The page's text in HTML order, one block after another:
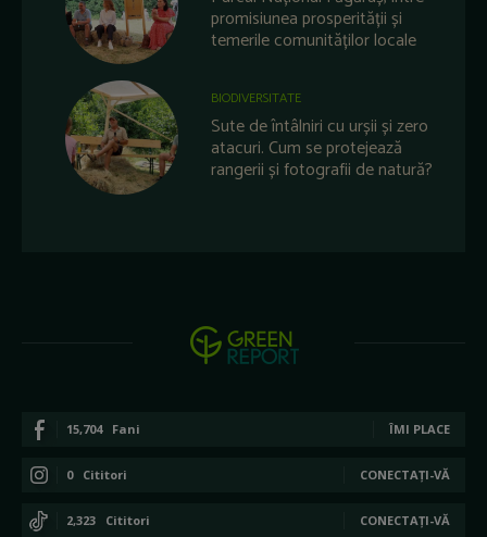
promisiunea prosperității și
temerile comunităților locale
BIODIVERSITATE
Sute de întâlniri cu urșii și zero
atacuri. Cum se protejează
rangerii și fotografii de natură?
15,704 Fani ÎMI PLACE
0 Cititori CONECTAȚI-VĂ
2,323 Cititori CONECTAȚI-VĂ